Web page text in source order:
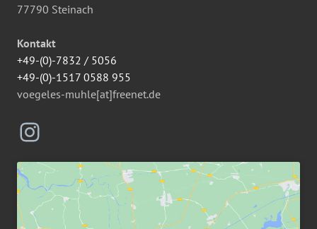
77790 Steinach
Kontakt
+49-(0)-7832 / 5056
+49-(0)-1517 0588 955
voegeles-muhle[at]freenet.de
Instagram